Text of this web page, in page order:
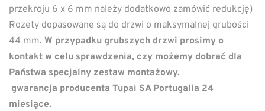
przekroju 6 x 6 mm należy dodatkowo zamówić redukcję)
Rozety dopasowane są do drzwi o maksymalnej grubości
44 mm. W przypadku grubszych drzwi prosimy o
kontakt w celu sprawdzenia, czy możemy dobrać dla
Państwa specjalny zestaw montażowy.
gwarancja producenta Tupai SA Portugalia 24
miesiące.